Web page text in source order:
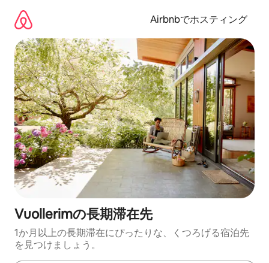
Airbnbでホスティング
Vuollerimの長期滞在先
1か月以上の長期滞在にぴったりな、くつろげる宿泊先
を見つけましょう。